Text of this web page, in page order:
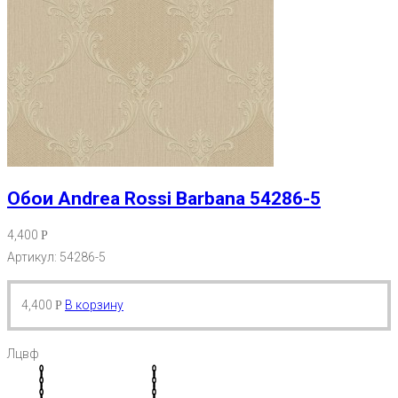
Обои Andrea Rossi Barbana 54286-5
4,400 Р
Артикул: 54286-5
4,400 Р В корзину
Лцвф